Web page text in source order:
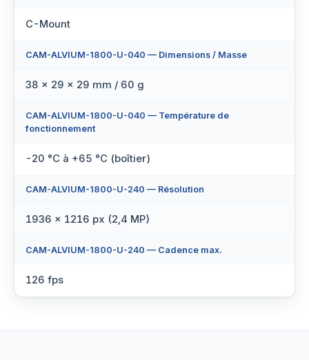
C-Mount
CAM-ALVIUM-1800-U-040 — Dimensions / Masse
38 × 29 × 29 mm / 60 g
CAM-ALVIUM-1800-U-040 — Température de
fonctionnement
-20 °C à +65 °C (boîtier)
CAM-ALVIUM-1800-U-240 — Résolution
1936 × 1216 px (2,4 MP)
CAM-ALVIUM-1800-U-240 — Cadence max.
126 fps